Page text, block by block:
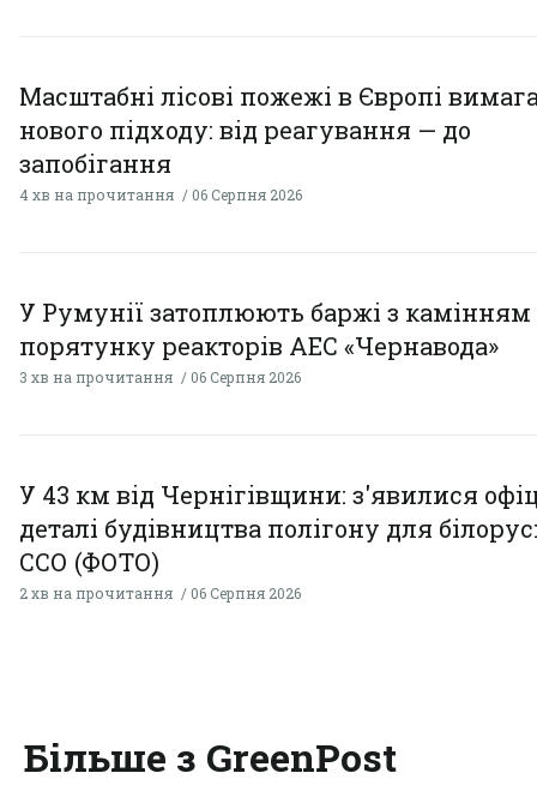
Масштабні лісові пожежі в Європі
нового підходу: від реагування — до
запобігання
4 хв на прочитання 06 Серпня 2026
У Румунії затоплюють баржі з
порятунку реакторів АЕС «Чернавода»
3 хв на прочитання 06 Серпня 2026
У 43 км від Чернігівщини: з'явилися
деталі будівництва полігону для
ССО (ФОТО)
2 хв на прочитання 06 Серпня 2026
Більше з GreenPost